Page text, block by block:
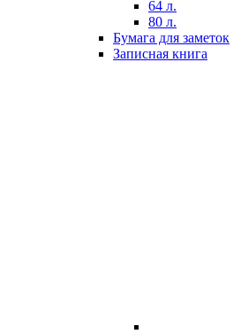
64 л.
80 л.
Бумага для заметок
Записная книга